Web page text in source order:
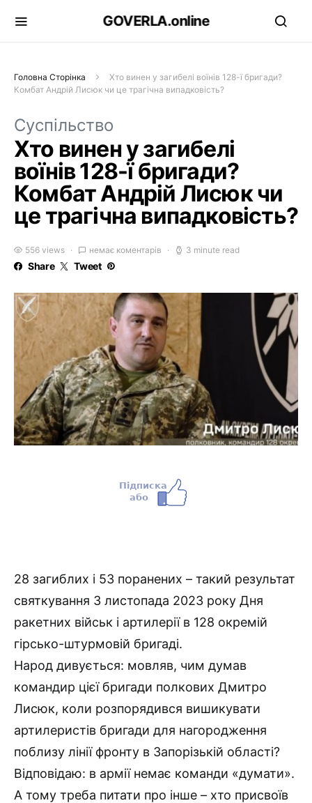
GOVERLA.online
Головна Сторінка
Хто винен у загибелі воїнів 128-ї бригади?
Комбат Андрій Лисюк чи це трагічна випадковість?
Суспільство
Хто винен у загибелі
воїнів 128-ї бригади?
Комбат Андрій Лисюк чи
це трагічна випадковість?
556 views немає коментарів 3 minute read
Share Tweet
28 загиблих і 53 поранених – такий результат
святкування 3 листопада 2023 року Дня
ракетних військ і артилерії в 128 окремій
гірсько-штурмовій бригаді.
Народ дивується: мовляв, чим думав
командир цієї бригади полкових Дмитро
Лисюк, коли розпорядився вишикувати
артилеристів бригади для нагородження
поблизу лінії фронту в Запорізькій області?
Відповідаю: в армії немає команди «думати».
А тому треба питати про інше – хто присвоїв